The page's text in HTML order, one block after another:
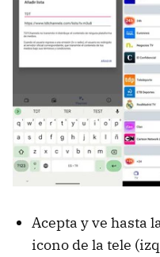
Acepta y ve hasta
icono de la tele